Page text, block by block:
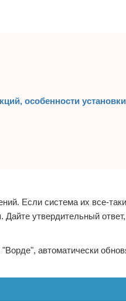
особенности
Если система их все-таки
Дайте утвердительный
автоматически